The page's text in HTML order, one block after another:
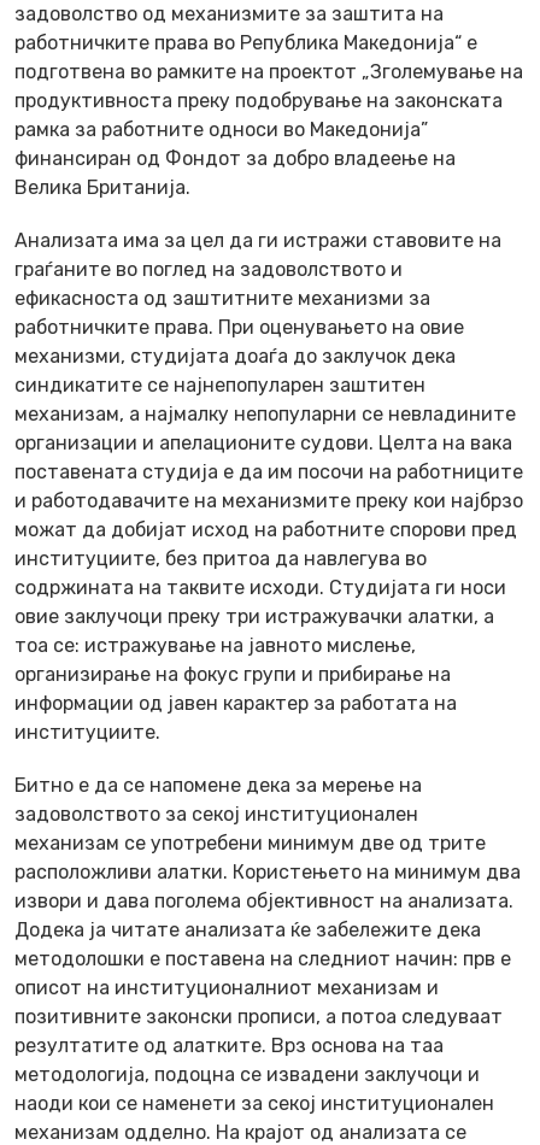
задоволство од механизмите за заштита на
работничките права во Република Македонија“ е
подготвена во рамките на проектот „Зголемување на
продуктивноста преку подобрување на законската
рамка за работните односи во Македонија”
финансиран од Фондот за добро владеење на
Велика Британија.
Анализата има за цел да ги истражи ставовите на
граѓаните во поглед на задоволството и
ефикасноста од заштитните механизми за
работничките права. При оценувањето на овие
механизми, студијата доаѓа до заклучок дека
синдикатите се најнепопуларен заштитен
механизам, а најмалку непопуларни се невладините
организации и апелационите судови. Целта на вака
поставената студија е да им посочи на работниците
и работодавачите на механизмите преку кои најбрзо
можат да добијат исход на работните спорови пред
институциите, без притоа да навлегува во
содржината на таквите исходи. Студијата ги носи
овие заклучоци преку три истражувачки алатки, а
тоа се: истражување на јавното мислење,
организирање на фокус групи и прибирање на
информации од јавен карактер за работата на
институциите.
Битно е да се напомене дека за мерење на
задоволството за секој институционален
механизам се употребени минимум две од трите
расположливи алатки. Користењето на минимум два
извори и дава поголема објективност на анализата.
Додека ја читате анализата ќе забележите дека
методолошки е поставена на следниот начин: прв е
описот на институционалниот механизам и
позитивните законски прописи, а потоа следуваат
резултатите од алатките. Врз основа на таа
методологија, подоцна се извадени заклучоци и
наоди кои се наменети за секој институционален
механизам одделно. На крајот од анализата се